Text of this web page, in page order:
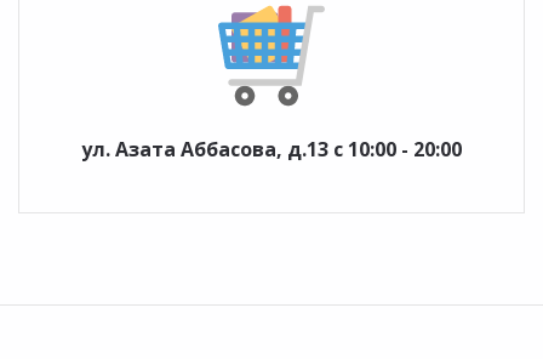
ул. Азата Аббасова, д.13 с 10:00 - 20:00